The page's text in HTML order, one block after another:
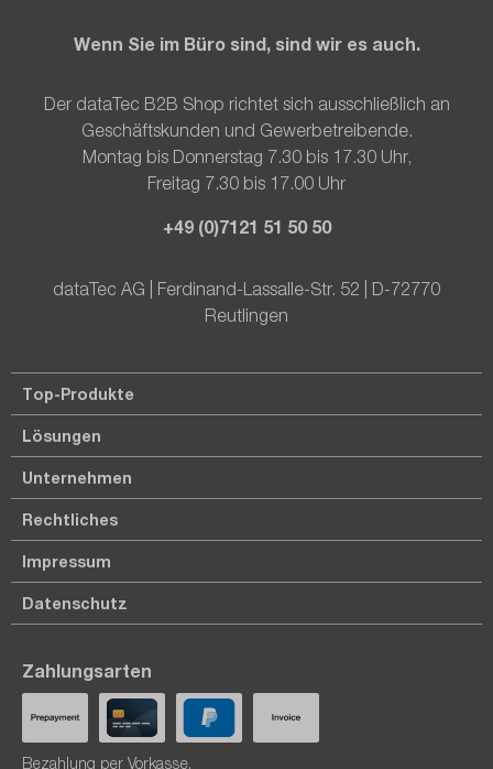
Wenn Sie im Büro sind, sind wir es auch.
Der dataTec B2B Shop richtet sich ausschließlich an
Geschäftskunden und Gewerbetreibende.
Montag bis Donnerstag 7.30 bis 17.30 Uhr,
Freitag 7.30 bis 17.00 Uhr
+49 (0)7121 51 50 50
dataTec AG | Ferdinand-Lassalle-Str. 52 | D-72770
Reutlingen
Top-Produkte
Lösungen
Unternehmen
Rechtliches
Impressum
Datenschutz
Zahlungsarten
Bezahlung per Vorkasse.